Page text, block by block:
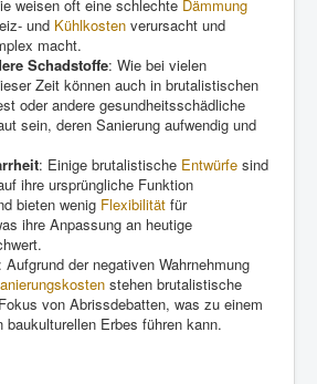
weisen oft eine schlechte Dämmung
und Kühlkosten verursacht und
macht.
Schadstoffe: Wie bei vielen
Zeit können auch in brutalistischen
oder andere gesundheitsschädliche
sein, deren Sanierung aufwendig und
: Einige brutalistische Entwürfe sind
ihre ursprüngliche Funktion
bieten wenig Flexibilität für
ihre Anpassung an heutige
: Aufgrund der negativen Wahrnehmung
stehen brutalistische
von Abrissdebatten, was zu einem
baukulturellen Erbes führen kann.